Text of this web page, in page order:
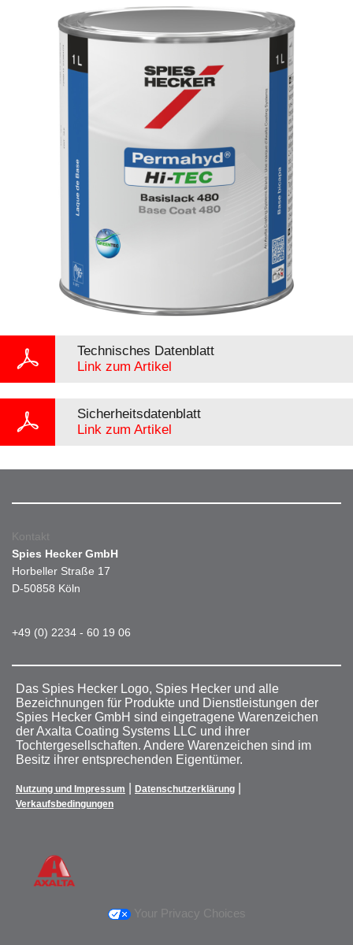
Technisches Datenblatt
Link zum Artikel
Sicherheitsdatenblatt
Link zum Artikel
Kontakt
Spies Hecker GmbH
Horbeller Straße 17
D-50858 Köln
+49 (0) 2234 - 60 19 06
Das Spies Hecker Logo, Spies Hecker und alle
Bezeichnungen für Produkte und Dienstleistungen der
Spies Hecker GmbH sind eingetragene Warenzeichen
der Axalta Coating Systems LLC und ihrer
Tochtergesellschaften. Andere Warenzeichen sind im
Besitz ihrer entsprechenden Eigentümer.
Nutzung und Impressum Datenschutzerklärung
Verkaufsbedingungen
Your Privacy Choices